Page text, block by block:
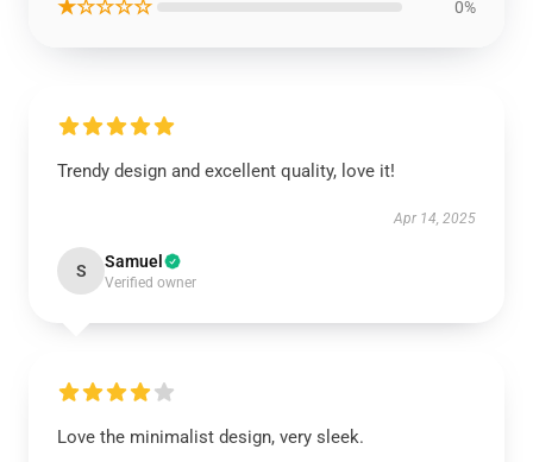
★☆☆☆☆ 0%
Trendy design and excellent quality, love it!
Apr 14, 2025
S Samuel
Verified owner
Love the minimalist design, very sleek.